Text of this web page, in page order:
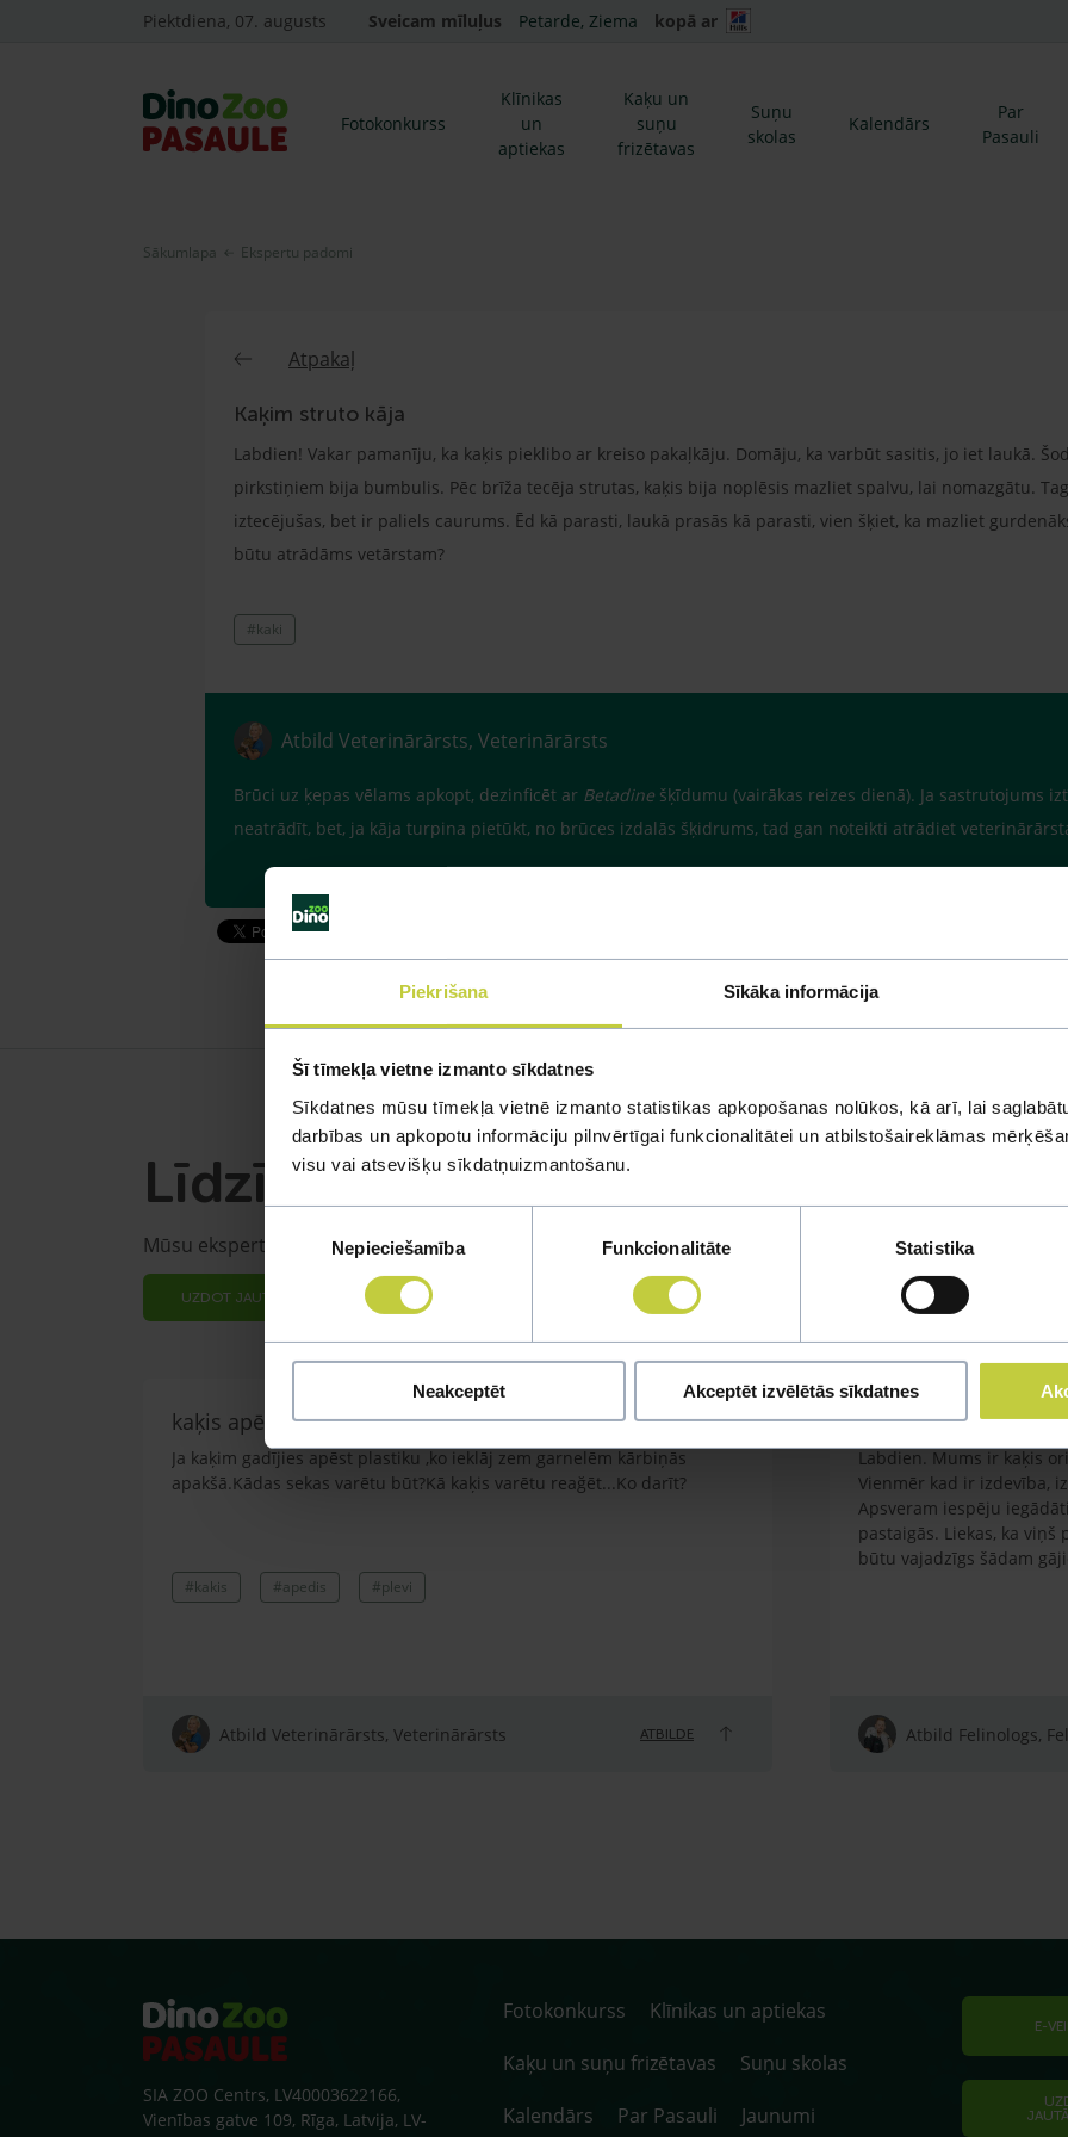
Piekrišana Sīkāka informācija
Šī tīmekļa vietne izmanto sīkdatnes
Sīkdatnes mūsu tīmekļa vietnē izmanto statistikas apkopošanas nolūkos, kā arī, lai
darbības un apkopotu informāciju pilnvērtīgai funkcionalitātei un atbilstošaireklāmas
visu vai atsevišķu sīkdatņuizmantošanu.
izvēle
Nepieciešamība Funkcionalitāte Statistika
Neakceptēt Akceptēt izvēlētās sīkdatnes
Piektdiena, 07. augusts Sveicam mīluļus Petarde, Ziema kopā ar
Fotokonkurss
Klīnikas
un
aptiekas
Kaķu un
suņu
frizētavas
Suņu
skolas
Kalendārs
Par
Pasauli
Sākumlapa Ekspertu padomi
Atpakaļ
Kaķim struto kāja
Labdien! Vakar pamanīju, ka kaķis pieklibo ar kreiso pakaļkāju. Domāju, ka varbūt sasitis, jo iet laukā.
pirkstiņiem bija bumbulis. Pēc brīža tecēja strutas, kaķis bija noplēsis mazliet spalvu, lai nomazgātu.
iztecējušas, bet ir paliels caurums. Ēd kā parasti, laukā prasās kā parasti, vien šķiet, ka mazliet
būtu atrādāms vetārstam?
#kaki
Atbild Veterinārārsts, Veterinārārsts
Brūci uz ķepas vēlams apkopt, dezinficēt ar Betadine šķīdumu (vairākas reizes dienā). Ja sastrutojums
neatrādīt, bet, ja kāja turpina pietūkt, no brūces izdalās šķidrums, tad gan noteikti atrādiet
Līdzīgi jautājumi
Mūsu eksperti spēs atbildēt uz jebkuru Jūsu jautājumu
UZDOT JAUTĀJUMU
kaķis apēdis plēvi
Ja kaķim gadījies apēst plastiku ,ko ieklāj zem garnelēm kārbiņās
apakšā.Kādas sekas varētu būt?Kā kaķis varētu reağēt...Ko darīt?
#kakis #apedis #plevi
Atbild Veterinārārsts, Veterinārārsts ATBILDE
Kaķa vešana ārā
Labdien. Mums ir kaķis
Vienmēr kad ir izdevība,
Apsveram iespēju
pastaigās. Liekas, ka
būtu vajadzīgs šādam
Atbild Felinologs,
SIA ZOO Centrs, LV40003622166,
Vienības gatve 109, Rīga, Latvija, LV-
Fotokonkurss
Klīnikas un aptiekas
Kaķu un suņu frizētavas
Suņu skolas
Kalendārs
Par Pasauli Jaunumi
E-